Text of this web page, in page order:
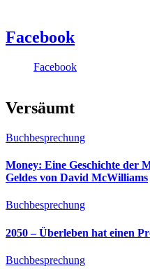
Facebook
Facebook
Versäumt
Buchbesprechung
Money: Eine Geschichte der
Geldes von David McWilliams
Buchbesprechung
2050 – Überleben hat einen
Buchbesprechung